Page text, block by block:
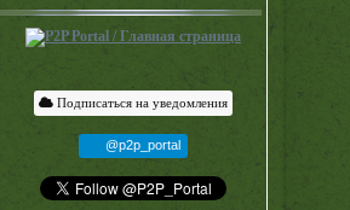
Подписаться на уведомления
@p2p_portal